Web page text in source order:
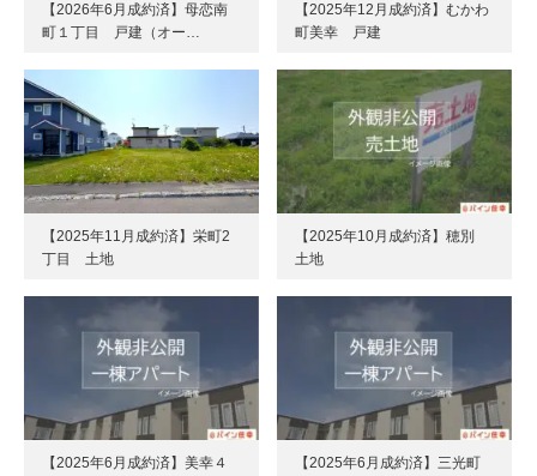
【2026年6月成約済】母恋南
町１丁目 戸建（オー…
【2025年12月成約済】むかわ
町美幸 戸建
【2025年11月成約済】栄町2
丁目 土地
【2025年10月成約済】穂別
土地
【2025年6月成約済】美幸４
【2025年6月成約済】三光町